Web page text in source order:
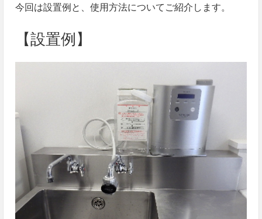
今回は設置例と、使用方法についてご紹介します。
【設置例】